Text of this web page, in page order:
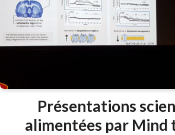
Présentations
alimentées par Mind